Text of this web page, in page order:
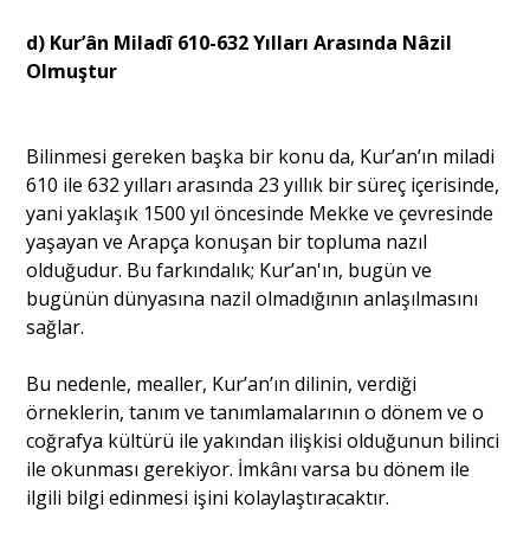
d) Kur’ân Miladî 610-632 Yılları Arasında Nâzil
Olmuştur
Bilinmesi gereken başka bir konu da, Kur’an’ın miladi
610 ile 632 yılları arasında 23 yıllık bir süreç içerisinde,
yani yaklaşık 1500 yıl öncesinde Mekke ve çevresinde
yaşayan ve Arapça konuşan bir topluma nazıl
olduğudur. Bu farkındalık; Kur’an'ın, bugün ve
bugünün dünyasına nazil olmadığının anlaşılmasını
sağlar.
Bu nedenle, mealler, Kur’an’ın dilinin, verdiği
örneklerin, tanım ve tanımlamalarının o dönem ve o
coğrafya kültürü ile yakından ilişkisi olduğunun bilinci
ile okunması gerekiyor. İmkânı varsa bu dönem ile
ilgili bilgi edinmesi işini kolaylaştıracaktır.